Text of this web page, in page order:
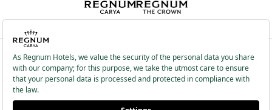
2026 ® Regnum Hotels. Все права защищены.
Политика в отношении
файлов cookie
Главная
Информационные